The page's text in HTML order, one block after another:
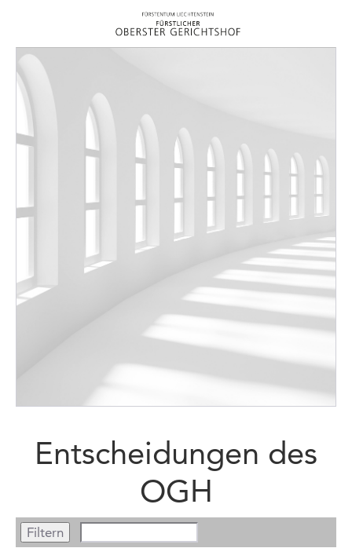
Entscheidungen des
OGH